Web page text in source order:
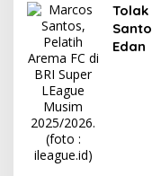
Edan